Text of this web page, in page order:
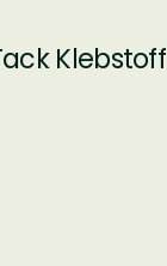
Klebstoff